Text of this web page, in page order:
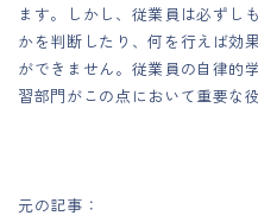
ます。しかし、従業員は必ずし
かを判断したり、何を行えば効
ができません。従業員の自律的
習部門がこの点において重要な
元の記事：